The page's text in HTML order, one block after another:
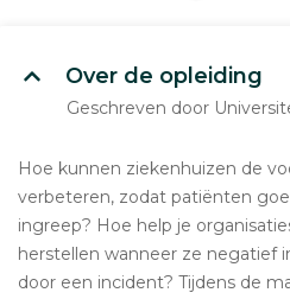
Over de opleiding
Geschreven door
Hoe kunnen ziekenhuizen de
verbeteren, zodat patiënten
ingreep? Hoe help je
herstellen wanneer ze negatief
door een incident? Tijdens de